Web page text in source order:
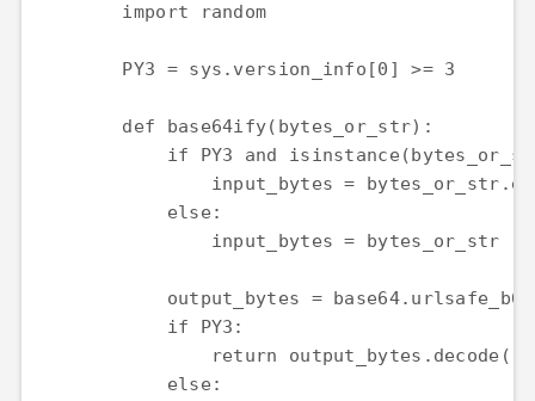
import
random
PY3 = sys . version_info [0 ] >= 3
def base64ify( bytes_or_str
if
PY3 and isinstance (
input_bytes = bytes_or_str .
else
input_bytes = bytes_or_str
output_bytes = base64.
if
PY3
return
output_bytes . decode (
else